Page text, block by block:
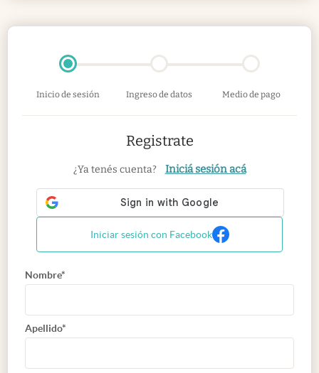
Inicio de sesión Ingreso de datos Medio de pago
Registrate
¿Ya tenés cuenta? Iniciá sesión acá
Iniciar sesión con Facebook
Nombre*
Apellido*